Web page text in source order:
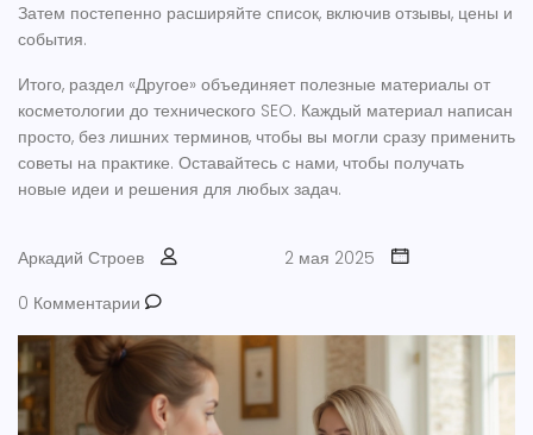
Затем постепенно расширяйте список, включив отзывы, цены и
события.
Итого, раздел «Другое» объединяет полезные материалы от
косметологии до технического SEO. Каждый материал написан
просто, без лишних терминов, чтобы вы могли сразу применить
советы на практике. Оставайтесь с нами, чтобы получать
новые идеи и решения для любых задач.
Аркадий Строев
2 мая 2025
0 Комментарии